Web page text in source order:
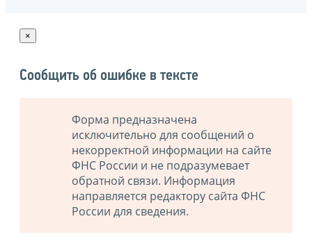
×
Сообщить об ошибке в тексте
Форма предназначена
исключительно для сообщений о
некорректной информации на сайте
ФНС России и не подразумевает
обратной связи. Информация
направляется редактору сайта ФНС
России для сведения.